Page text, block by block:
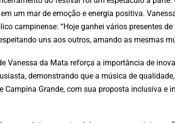
um mar de emoção e energia positiva.
campinense: “Hoje ganhei vários presentes
uns aos outros, amando as mesmas
Vanessa da Mata reforça a importância de
demonstrando que a música de
Campina Grande, com sua proposta inclusiva e